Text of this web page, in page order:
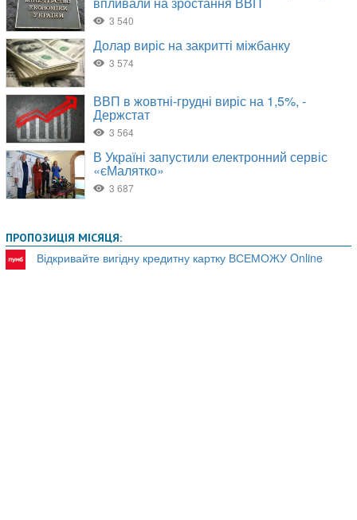
ПРОПОЗИЦІЯ МІСЯЦЯ:
Відкривайте вигідну кредитну картку ВСЕМОЖУ Online